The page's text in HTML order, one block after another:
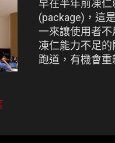
早在半年前凍
(package)，這
一來讓使用者
凍仁能力不足
跑道，有機會重